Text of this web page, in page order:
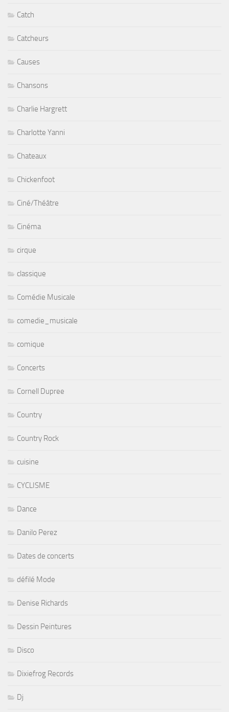
Catch
Catcheurs
Causes
Chansons
Charlie Hargrett
Charlotte Yanni
Chateaux
Chickenfoot
Ciné/Théâtre
Cinéma
cirque
classique
Comédie Musicale
comedie_musicale
comique
Concerts
Cornell Dupree
Country
Country Rock
cuisine
CYCLISME
Dance
Danilo Perez
Dates de concerts
défilé Mode
Denise Richards
Dessin Peintures
Disco
Dixiefrog Records
Dj